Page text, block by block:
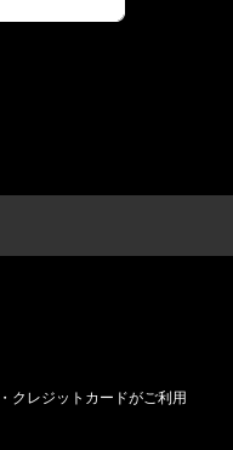
クレジットカードがご利用